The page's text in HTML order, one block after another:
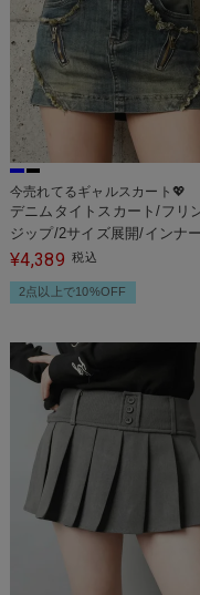
今売れてるギャルスカート💖
デニムタイトスカート/フリ
ジップ/2サイズ展開/インナー
ンツ付き/#平成ギャル
¥4,389 税込
2点以上で10%OFF